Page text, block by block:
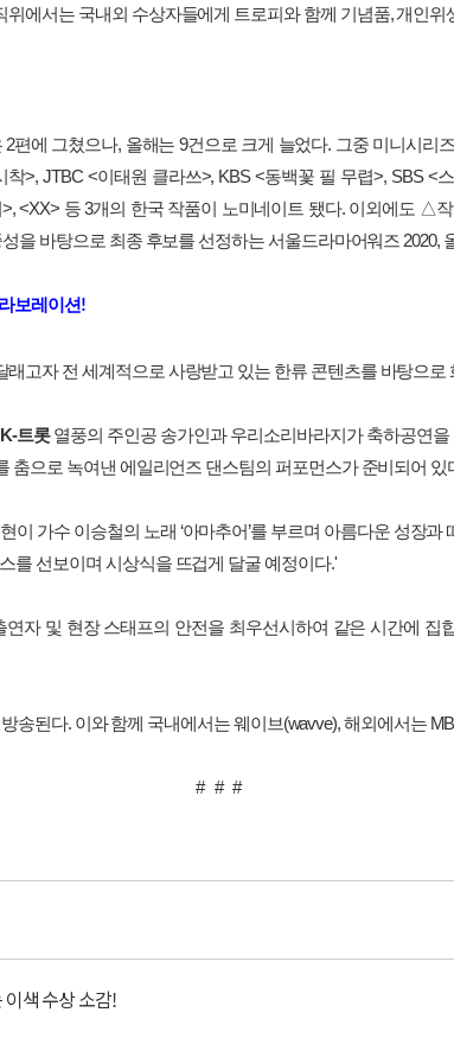
위에서는 국내외 수상자들에게 트로피와 함께 기념품,개인위
2편에 그쳤으나, 올해는 9건으로 크게 늘었다. 그중 미니시리즈
착>, JTBC <이태원 클라쓰>, KBS <동백꽃 필 무렵>, SBS <
>, <XX> 등3개의 한국 작품이 노미네이트 됐다. 이외에도 △작
을 바탕으로 최종 후보를 선정하는서울드라마어워즈 2020,
보레이션!
래고자 전 세계적으로 사랑받고 있는 한류 콘텐츠를 바탕으로
K-트롯 열풍의 주인공 송가인과 우리소리바라지가 축하공연을
춤으로 녹여낸 에일리언즈 댄스팀의 퍼포먼스가 준비되어 있
이 가수 이승철의 노래 ‘아마추어’를 부르며 아름다운 성장과
를 선보이며 시상식을 뜨겁게 달굴 예정이다.'
연자 및 현장 스태프의 안전을 최우선시하여 같은 시간에 집
방송된다. 이와 함께 국내에서는웨이브(wavve),해외에서는
# # #
색 수상 소감!